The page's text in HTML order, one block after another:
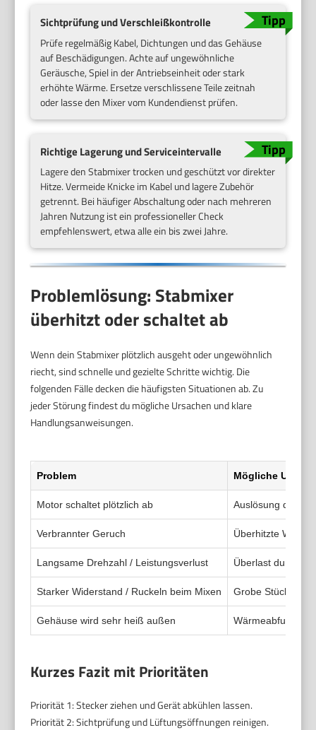
Sichtprüfung und Verschleißkontrolle
Prüfe regelmäßig Kabel, Dichtungen und das Gehäuse
auf Beschädigungen. Achte auf ungewöhnliche
Geräusche, Spiel in der Antriebseinheit oder stark
erhöhte Wärme. Ersetze verschlissene Teile zeitnah
oder lasse den Mixer vom Kundendienst prüfen.
Richtige Lagerung und Serviceintervalle
Lagere den Stabmixer trocken und geschützt vor direkter
Hitze. Vermeide Knicke im Kabel und lagere Zubehör
getrennt. Bei häufiger Abschaltung oder nach mehreren
Jahren Nutzung ist ein professioneller Check
empfehlenswert, etwa alle ein bis zwei Jahre.
Problemlösung: Stabmixer
überhitzt oder schaltet ab
Wenn dein Stabmixer plötzlich ausgeht oder ungewöhnlich
riecht, sind schnelle und gezielte Schritte wichtig. Die
folgenden Fälle decken die häufigsten Situationen ab. Zu
jeder Störung findest du mögliche Ursachen und klare
Handlungsanweisungen.
Problem Mögliche
Motor schaltet plötzlich ab Auslösung der
Verbrannter Geruch Überhitzte
Langsame Drehzahl / Leistungsverlust Überlast durch
Starker Widerstand / Ruckeln beim Mixen Grobe Stücke im
Gehäuse wird sehr heiß außen Wärmeabfuhr
Kurzes Fazit mit Prioritäten
Priorität 1: Stecker ziehen und Gerät abkühlen lassen.
Priorität 2: Sichtprüfung und Lüftungsöffnungen reinigen.